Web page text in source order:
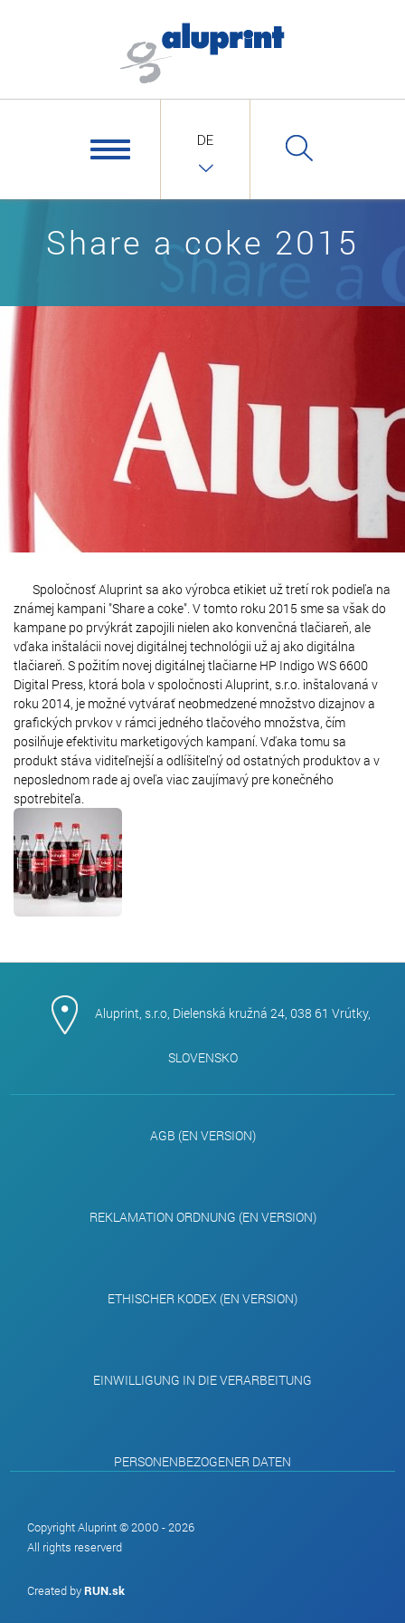
DE
Share a coke 2015
Spoločnosť Aluprint sa ako výrobca etikiet už tretí rok podieľa na
známej kampani "Share a coke". V tomto roku 2015 sme sa však do
kampane po prvýkrát zapojili nielen ako konvenčná tlačiareň, ale
vďaka inštalácii novej digitálnej technológii už aj ako digitálna
tlačiareň. S požitím novej digitálnej tlačiarne HP Indigo WS 6600
Digital Press, ktorá bola v spoločnosti Aluprint, s.r.o. inštalovaná v
roku 2014, je možné vytvárať neobmedzené množstvo dizajnov a
grafických prvkov v rámci jedného tlačového množstva, čím
posilňuje efektivitu marketigových kampaní. Vďaka tomu sa
produkt stáva viditeľnejší a odlíšiteľný od ostatných produktov a v
neposlednom rade aj oveľa viac zaujímavý pre konečného
spotrebiteľa.
Aluprint, s.r.o, Dielenská kružná 24, 038 61 Vrútky,
SLOVENSKO
AGB (EN VERSION)
REKLAMATION ORDNUNG (EN VERSION)
ETHISCHER KODEX (EN VERSION)
EINWILLIGUNG IN DIE VERARBEITUNG
PERSONENBEZOGENER DATEN
Copyright Aluprint © 2000 - 2026
All rights reserverd
Created byRUN.sk